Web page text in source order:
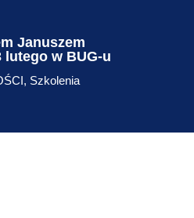
Januszem
lutego w BUG-u
, Szkolenia